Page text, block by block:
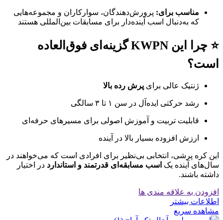
مناسب برای: پرورش‌دهندگان، سوارکاران و مجموعه‌هایی
که به‌دنبال اسب آینده‌دار برای مسابقات بین‌المللی هستند
⭐ چرا این KWPN گزینه‌ای فوق‌العاده
است؟
ژنتیک عالی برای پرش رده بالا
رشد حرکتی ایده‌آل در سن ۱ تا ۳ سالگی
قابلیت تربیت و آموزش اصولی برای مسیرهای حرفه‌ای
ارزش افزوده بسیار بالا در آینده
این کره پرشی، انتخابی بی‌نظیر برای افرادی است که می‌خواهند در
سال‌های آینده یک اسب مسابقه‌ای قدرتمند و استاندارد در اختیار
داشته باشند.
افزودن به علاقه مندی ها
اطلاعات بیشتر
مشاهده سریع